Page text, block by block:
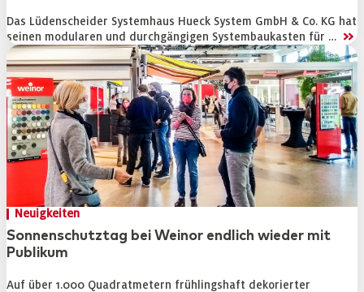
Das Lüdenscheider Systemhaus Hueck System GmbH & Co. KG hat
seinen modularen und durchgängigen Systembaukasten für … >>
Neuigkeiten
Sonnenschutztag bei Weinor endlich wieder mit
Publikum
Auf über 1.000 Quadratmetern frühlingshaft dekorierter